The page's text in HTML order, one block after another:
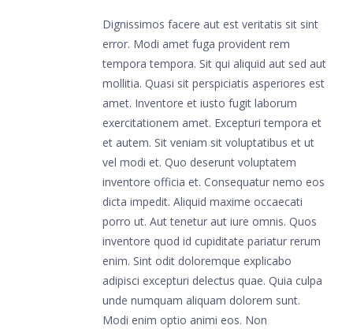
Dignissimos facere aut est veritatis sit sint
error. Modi amet fuga provident rem
tempora tempora. Sit qui aliquid aut sed aut
mollitia. Quasi sit perspiciatis asperiores est
amet. Inventore et iusto fugit laborum
exercitationem amet. Excepturi tempora et
et autem. Sit veniam sit voluptatibus et ut
vel modi et. Quo deserunt voluptatem
inventore officia et. Consequatur nemo eos
dicta impedit. Aliquid maxime occaecati
porro ut. Aut tenetur aut iure omnis. Quos
inventore quod id cupiditate pariatur rerum
enim. Sint odit doloremque explicabo
adipisci excepturi delectus quae. Quia culpa
unde numquam aliquam dolorem sunt.
Modi enim optio animi eos. Non